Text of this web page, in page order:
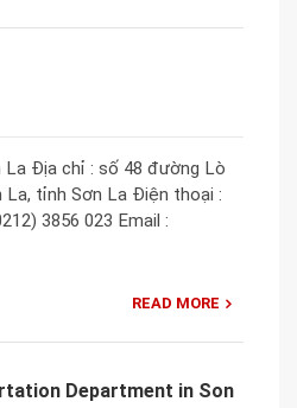
La Địa chỉ : số 48 đường Lò
La, tỉnh Sơn La Điện thoại :
3856 023 Email :
READ MORE
Department in Son